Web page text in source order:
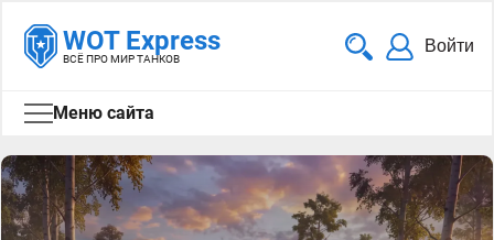
WOT Express
ВСЁ ПРО МИР ТАНКОВ
Войти
Меню сайта